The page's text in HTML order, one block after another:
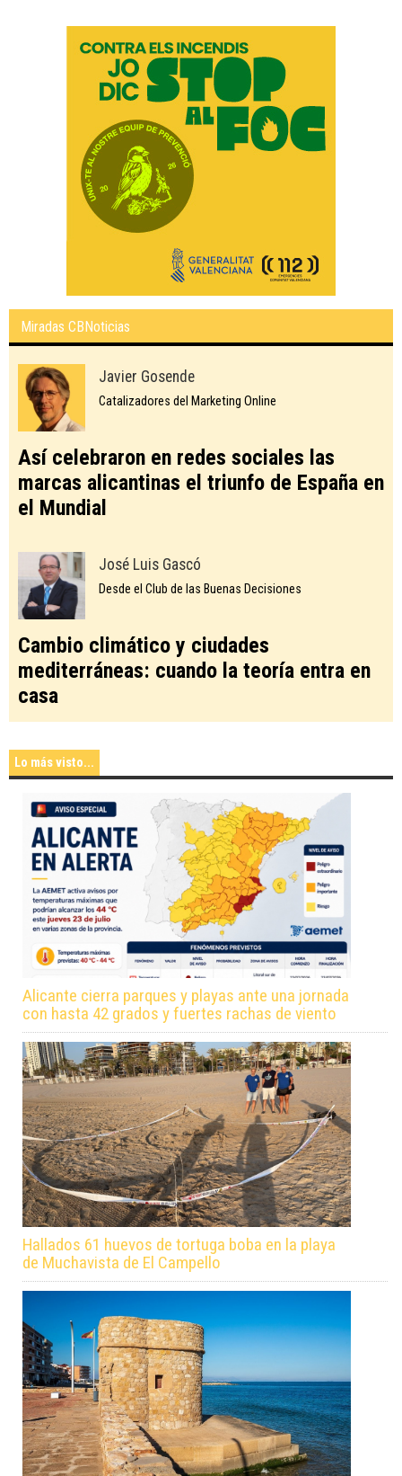
Miradas CBNoticias
Javier Gosende
Catalizadores del Marketing Online
Así celebraron en redes sociales las
marcas alicantinas el triunfo de España en
el Mundial
José Luis Gascó
Desde el Club de las Buenas Decisiones
Cambio climático y ciudades
mediterráneas: cuando la teoría entra en
casa
Lo más visto...
Alicante cierra parques y playas ante una jornada
con hasta 42 grados y fuertes rachas de viento
Hallados 61 huevos de tortuga boba en la playa
de Muchavista de El Campello